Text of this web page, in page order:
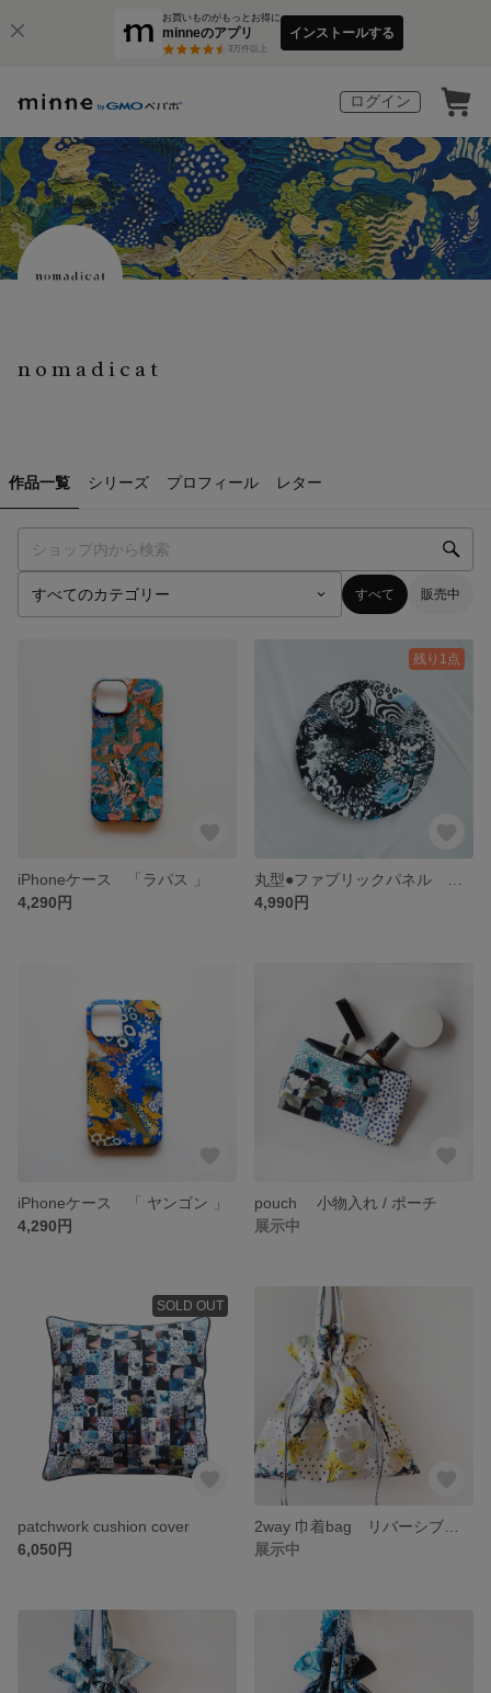
お買いものがもっとお得に
minneのアプリ
3万件以上
インストールする
ログイン
nomadicat
作品一覧 シリーズ プロフィール レター
すべて 販売中
iPhoneケース 「ラパス 」
4,290円
残り1点
4,990円
iPhoneケース 「 ヤンゴン 」
4,290円
pouch 小物入れ / ポーチ
展示中
SOLD OUT
patchwork cushion cover
6,050円
展示中